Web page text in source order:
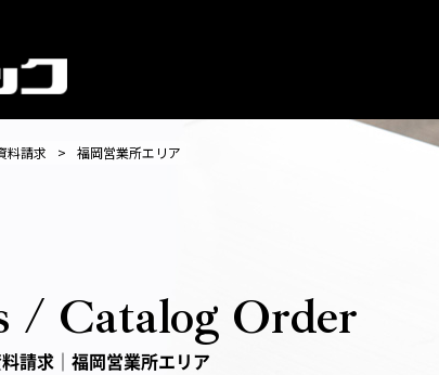
階段手摺
料請求 福岡営業所エリア
/ Catalog Order
請求｜福岡営業所エリア